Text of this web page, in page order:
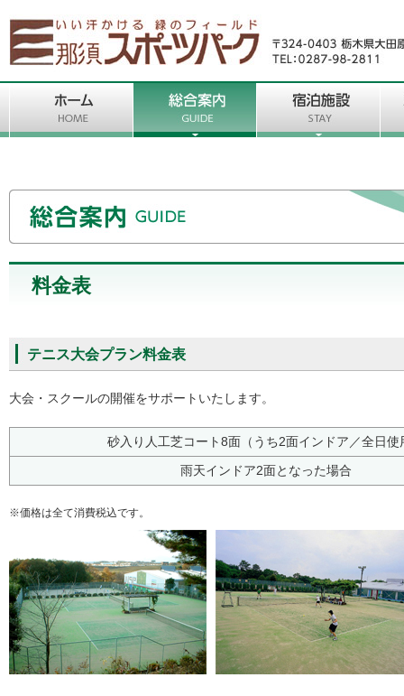
料金表
テニス大会プラン料金表
大会・スクールの開催をサポートいたします。
砂入り人工芝コート8面（うち2面インドア／全日使
雨天インドア2面となった場合
※価格は全て消費税込です。